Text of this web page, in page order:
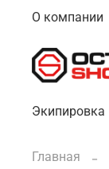
О компании
Экипировка
Главная